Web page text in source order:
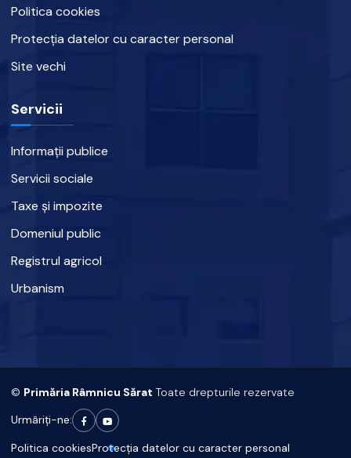
Politica cookies
Protecția datelor cu caracter personal
Site vechi
Servicii
Informații publice
Servicii sociale
Taxe și impozite
Domeniul public
Registrul agricol
Urbanism
© Primăria Râmnicu Sărat Toate drepturile rezervate
Urmâriți-ne:
Politica cookiesProtecția datelor cu caracter personal